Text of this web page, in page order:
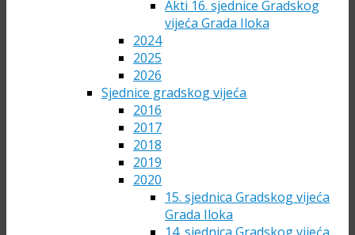
Akti 16. sjednice Gradskog
vijeća Grada Iloka
2024
2025
2026
Sjednice gradskog vijeća
2016
2017
2018
2019
2020
15. sjednica Gradskog vijeća
Grada Iloka